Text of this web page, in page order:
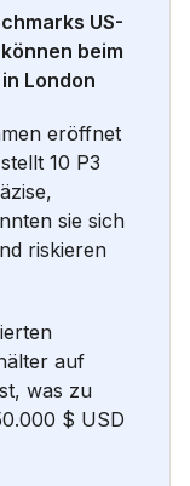
US-
beim
London
eröffnet
10 P3
sie sich
riskieren
auf
was zu
$ USD